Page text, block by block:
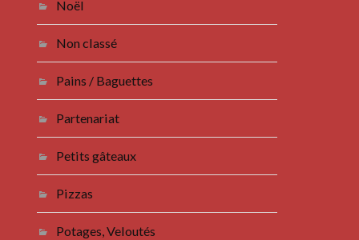
Noël
Non classé
Pains / Baguettes
Partenariat
Petits gâteaux
Pizzas
Potages, Veloutés